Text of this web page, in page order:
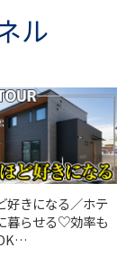
ル
好きになる／ホテ
暮らせる♡効率も